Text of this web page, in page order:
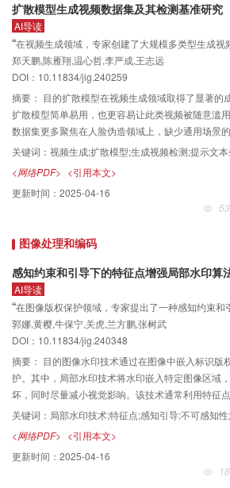
染对比方式对所提大尺度室内视觉定位数据集的精
外，设计一种新的视觉定位算法评估指标——注册率
用评估指标和所提指标对当前视觉定位算法进行全
的室内大场景视觉定位数据集总覆盖面积超过20 000
先进的方法在本文数据集上仍有很大的提升空间。
出当前视觉定位算法无法有效地避免误定位问题，
下，当前最先进算法的注册率在多个场景下不到
觉定位数据集和指标有助于更为全面地评估视觉定
比和改进算法，有助于推动视觉定位在实际室内应
扩散模型生成视频数据集及其检测基准研究
AI导读
“在视频生成领域，专家创建了大规模多类型生成视
频检测提供新基准，推动领域发展。
郑天鹏,陈雁翔,温心哲,李严成,王志远
DOI：10.11834/jig.240259
摘要： 目的扩散模型在视频生成领域取得了显著的
扩散模型简单易用，也更容易让此类视频被随意滥
数据集更多聚焦在人脸伪造领域上，缺少通用场景
研究具有局限性。随着视频扩散模型的发展，视频
视频，但目前生成视频数据集类型单一，数据量少
视频，不适用于生成视频检测任务。为了解决这些
频（text to video， T2V）和图像到视频（image to
多类型、大规模的生成视频数据集与检测基准。方
据，结合从网络获取的真实视频数据得到最终数据
15种类别的提示文本生成场景丰富的T2V视频，I2V
集生成高质量的I2V视频。为了评估数据集生成视频
成视频评估方法对视频的生成质量进行评估，以及
视频的检测工作。结果创建了包含T2V和I2V两类生
数据集，扩散模型生成视频数据集（diffusion
DGVD）并结合当前先进的生成视频评估方法
包含T2V和I2V的生成视频质量估计方法。生成视频
检测方法CNNdet （CNN detection）、DIRE（
error）、WDFC（wavelet domain forgery clues）
fingerprint）以及6种视频级检测方法I3D（inflated
3D）、C2D（convnets 2D）、Slow、SlowFast和
差，而视频级检测方法能够对同一骨干网络实现方
现，具有一定泛化能力，但仍然无法在其他网络中
关键词： 视频生成;扩散模型;生成视频检测;提示文
<网络PDF> <引用本文>
更新时间： 2025-04-16
图像处理和编码
感知约束和引导下的特征点增强局部水印算
AI导读
“在图像版权保护领域，专家提出了一种感知约束和
印算法，有效提高了特征点稳定性，增强了水印鲁棒
郭娜,黄樱,牛保宁,关虎,兰方鹏,张树武
DOI：10.11834/jig.240348
摘要： 目的图像水印技术通过在图像中嵌入标识版
护。其中，局部水印技术将水印嵌入特定图像区域
坏，同时尽量减小视觉影响。该技术通常利用特征
步。然而，水印嵌入及后续可能的图像攻击容易引
确定位嵌入区域，造成水印提取失败。因此，提高
术的可靠性至关重要。方法本文提出感知约束和引
算法，通过自适应修改图像像素一次，同时实现水
作，达到增强特征点稳定性、提高水印鲁棒性和保
关键词： 局部水印技术;特征点;感知引导;不可感知
<网络PDF> <引用本文>
更新时间： 2025-04-16